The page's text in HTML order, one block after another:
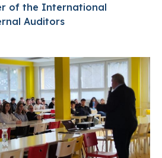
of the International
Auditors